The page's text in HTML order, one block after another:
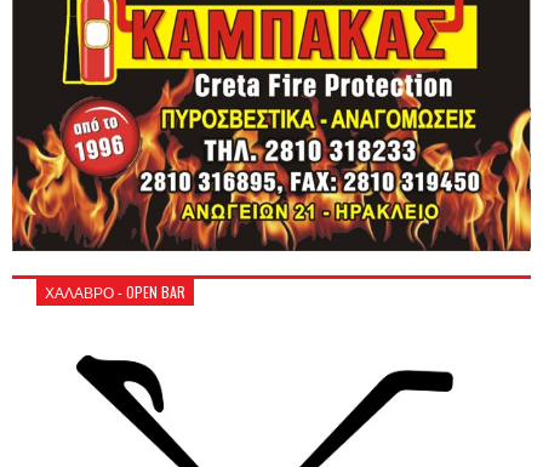
ΧΑΛΑΒΡΟ - OPEN BAR